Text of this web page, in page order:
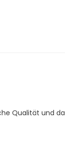
Qualität und